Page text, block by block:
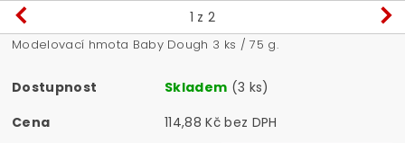
1 z 2
Modelovací hmota Baby Dough 3 ks / 75 g.
Dostupnost Skladem (3 ks)
Cena
114,88 Kč bez DPH